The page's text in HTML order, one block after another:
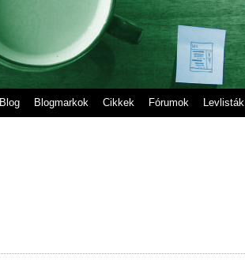
Blog Blogmarkok Cikkek Fórumok Levlisták